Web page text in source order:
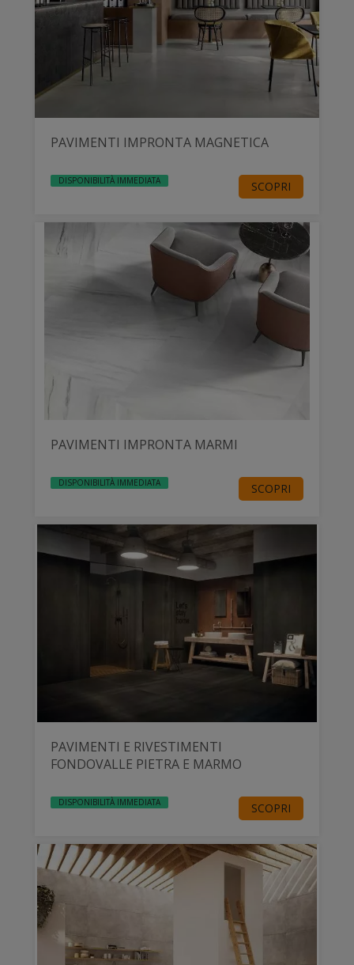
PAVIMENTI IMPRONTA MAGNETICA
DISPONIBILITÀ IMMEDIATA SCOPRI
PAVIMENTI IMPRONTA MARMI
DISPONIBILITÀ IMMEDIATA SCOPRI
PAVIMENTI E RIVESTIMENTI
FONDOVALLE PIETRA E MARMO
DISPONIBILITÀ IMMEDIATA SCOPRI